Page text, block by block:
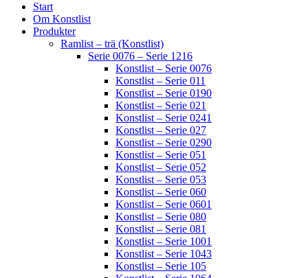
Start
Om Konstlist
Produkter
Ramlist – trä (Konstlist)
Serie 0076 – Serie 1216
Konstlist – Serie 0076
Konstlist – Serie 011
Konstlist – Serie 0190
Konstlist – Serie 021
Konstlist – Serie 0241
Konstlist – Serie 027
Konstlist – Serie 0290
Konstlist – Serie 051
Konstlist – Serie 052
Konstlist – Serie 053
Konstlist – Serie 060
Konstlist – Serie 0601
Konstlist – Serie 080
Konstlist – Serie 081
Konstlist – Serie 1001
Konstlist – Serie 1043
Konstlist – Serie 105